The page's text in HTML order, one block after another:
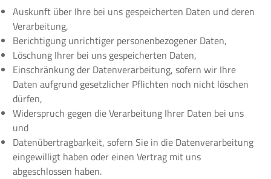
Auskunft über Ihre bei uns gespeicherten Daten und deren
Verarbeitung,
Berichtigung unrichtiger personenbezogener Daten,
Löschung Ihrer bei uns gespeicherten Daten,
Einschränkung der Datenverarbeitung, sofern wir Ihre
Daten aufgrund gesetzlicher Pflichten noch nicht löschen
dürfen,
Widerspruch gegen die Verarbeitung Ihrer Daten bei uns
und
Datenübertragbarkeit, sofern Sie in die Datenverarbeitung
eingewilligt haben oder einen Vertrag mit uns
abgeschlossen haben.